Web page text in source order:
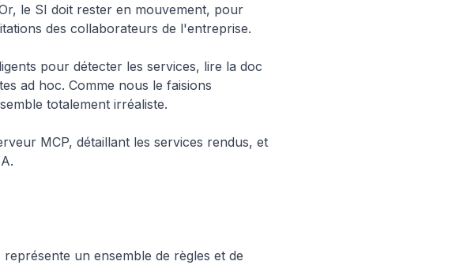
le SI doit rester en mouvement, pour
des collaborateurs de l'entreprise.
pour détecter les services, lire la doc
ad hoc. Comme nous le faisions
totalement irréaliste.
MCP, détaillant les services rendus, et
un ensemble de règles et de